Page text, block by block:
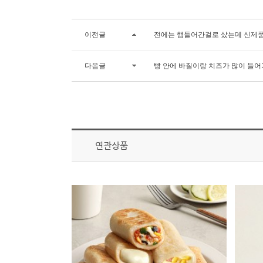
이전글 전에는 햄들어간걸로 샀는데 신제
다음글 빵 안에 바질이랑 치즈가 많이 들어
연관상품